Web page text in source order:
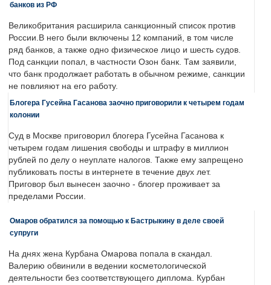
банков из РФ
Великобритания расширила санкционный список против
России.В него были включены 12 компаний, в том числе
ряд банков, а также одно физическое лицо и шесть судов.
Под санкции попал, в частности Озон банк. Там заявили,
что банк продолжает работать в обычном режиме, санкции
не повлияют на его работу.
Блогера Гусейна Гасанова заочно приговорили к четырем годам
колонии
Суд в Москве приговорил блогера Гусейна Гасанова к
четырем годам лишения свободы и штрафу в миллион
рублей по делу о неуплате налогов. Также ему запрещено
публиковать посты в интернете в течение двух лет.
Приговор был вынесен заочно - блогер проживает за
пределами России.
Омаров обратился за помощью к Бастрыкину в деле своей
супруги
На днях жена Курбана Омарова попала в скандал.
Валерию обвинили в ведении косметологической
деятельности без соответствующего диплома. Курбан